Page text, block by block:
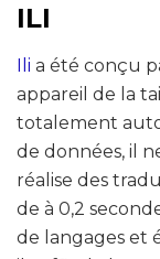
ILI
Ili a été conçu
appareil de la
totalement
de données, il
réalise des
de à 0,2
de langages et